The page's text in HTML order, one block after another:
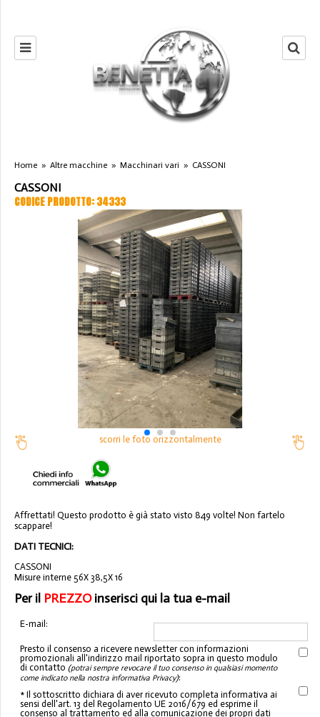
Home » Altre macchine » Macchinari vari » CASSONI
CASSONI
CODICE PRODOTTO: 34333
scorri le foto orizzontalmente
Affrettati! Questo prodotto è già stato visto 849 volte! Non fartelo
scappare!
DATI TECNICI:
CASSONI
Misure interne 56X 38,5X 16
Per il PREZZOinserisci qui la tua e-mail
E-mail:
Presto il consenso a ricevere newsletter con informazioni
promozionali all'indirizzo mail riportato sopra in questo modulo
di contatto (potrai sempre revocare il tuo consenso in qualsiasi momento
come indicato nella nostra informativa Privacy):
* Il sottoscritto dichiara di aver ricevuto completa informativa ai
sensi dell'art. 13 del Regolamento UE 2016/679 ed esprime il
consenso al trattamento ed alla comunicazione dei propri dati